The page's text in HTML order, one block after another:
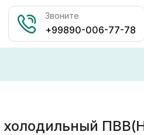
Звоните
+99890-006-77-78
холодильный